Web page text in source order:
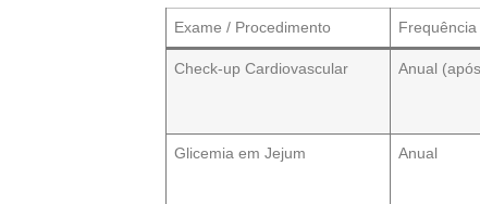
Exame / Procedimento
Check-up Cardiovascular Anual
Glicemia em Jejum Anual